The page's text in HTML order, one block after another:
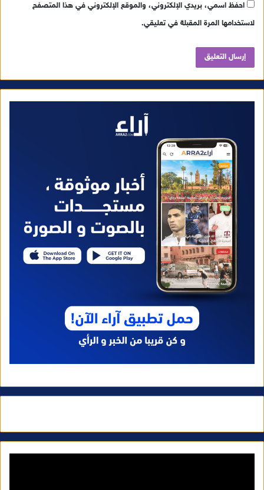
احفظ اسمي، بريدي الإلكتروني، والموقع الإلكتروني في هذا المتصفح
لاستخدامها المرة المقبلة في تعليقي.